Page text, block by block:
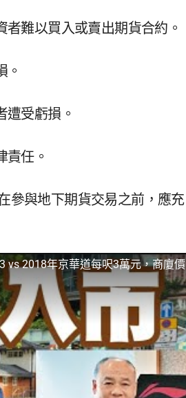
難以買入或賣出期貨合約。
。
受虧損。
責任。
參與地下期貨交易之前，應充
vs 2018年京華道每呎3萬元，商廈價